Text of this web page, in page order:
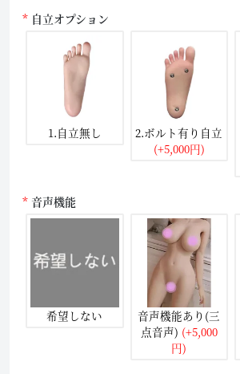
自立オプション
1.自立無し
2.ボルト有り自立
(+5,000円)
音声機能
希望しない
音声機能あり(三
点音声) (+5,000
円)